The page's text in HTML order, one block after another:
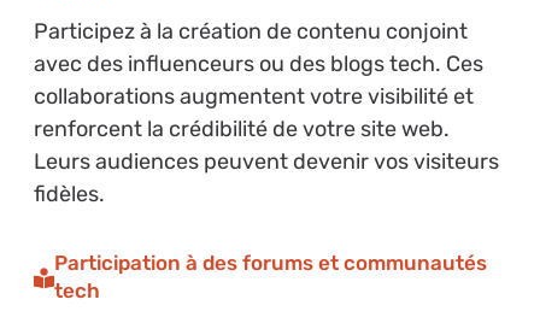
Participez à la création de contenu conjoint
avec des influenceurs ou des blogs tech. Ces
collaborations augmentent votre visibilité et
renforcent la crédibilité de votre site web.
Leurs audiences peuvent devenir vos visiteurs
fidèles.
Participation à des forums et communautés
tech